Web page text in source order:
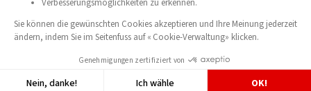
In den Warenkorb
Recyclinggebühr (vRG). Irrtümer und Druckfehler vorbehalten. © 2026 Media